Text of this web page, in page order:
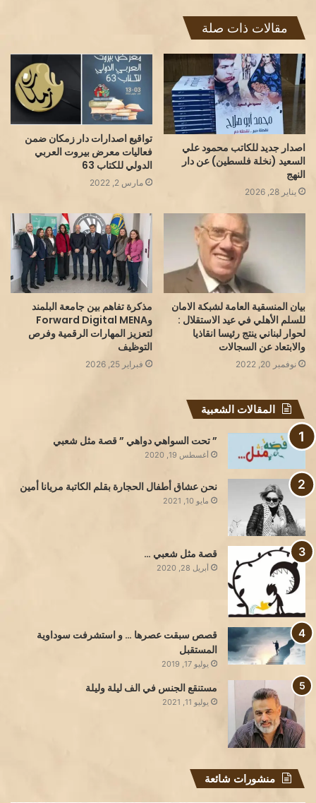
مقالات ذات صلة
اصدار جديد للكاتب محمود علي
السعيد (نخلة فلسطين) عن دار
النهج
يناير 28, 2026
تواقيع اصدارات دار زمكان ضمن
فعاليات معرض بيروت العربي
الدولي للكتاب 63
مارس 2, 2022
بيان المنسقية العامة لشبكة الامان
للسلم الأهلي في عيد الاستقلال :
لحوار لبناني ينتج رئيسا انقاذيا
والابتعاد عن السجالات
نوفمبر 20, 2022
مذكرة تفاهم بين جامعة البلمند
وForward Digital MENA
لتعزيز المهارات الرقمية وفرص
التوظيف
فبراير 25, 2026
المقالات الشعبية
” تحت السواهي دواهي ” قصة مثل شعبي
أغسطس 19, 2020
نحن عشاق أطفال الحجارة بقلم الكاتبة مريانا أمين
مايو 10, 2021
قصة مثل شعبي …
أبريل 28, 2020
قصص سبقت عصرها … و استشرفت سوداوية
المستقبل
يوليو 17, 2019
مستنقع الجنس في الف ليلة وليلة
يوليو 11, 2021
منشورات شائعة